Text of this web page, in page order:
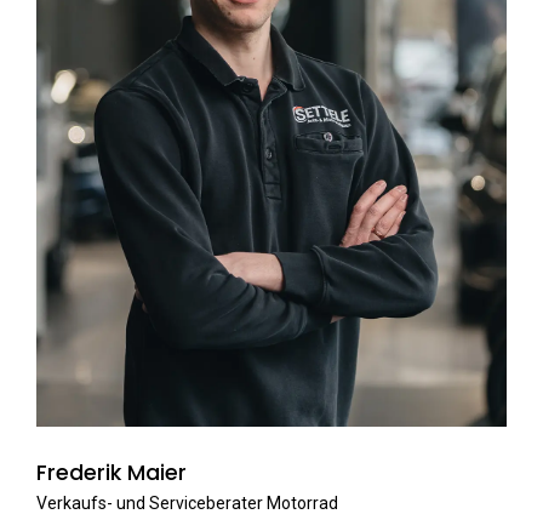
Frederik Maier
Verkaufs- und Serviceberater Motorrad